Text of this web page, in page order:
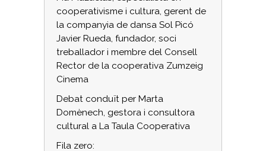
cooperativisme i cultura, gerent de
la companyia de dansa Sol Picó
Javier Rueda, fundador, soci
treballador i membre del Consell
Rector de la cooperativa Zumzeig
Cinema
Debat conduït per Marta
Domènech, gestora i consultora
cultural a La Taula Cooperativa
Fila zero: